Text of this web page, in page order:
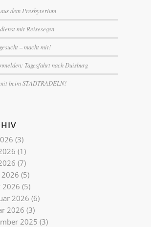
dem Presbyterium
mit Reisesegen
– macht mit!
Tagesfahrt nach Duisburg
beim STADTRADELN!
(3)
(1)
(7)
(5)
2026 (5)
2026 (6)
2026 (3)
2025 (3)